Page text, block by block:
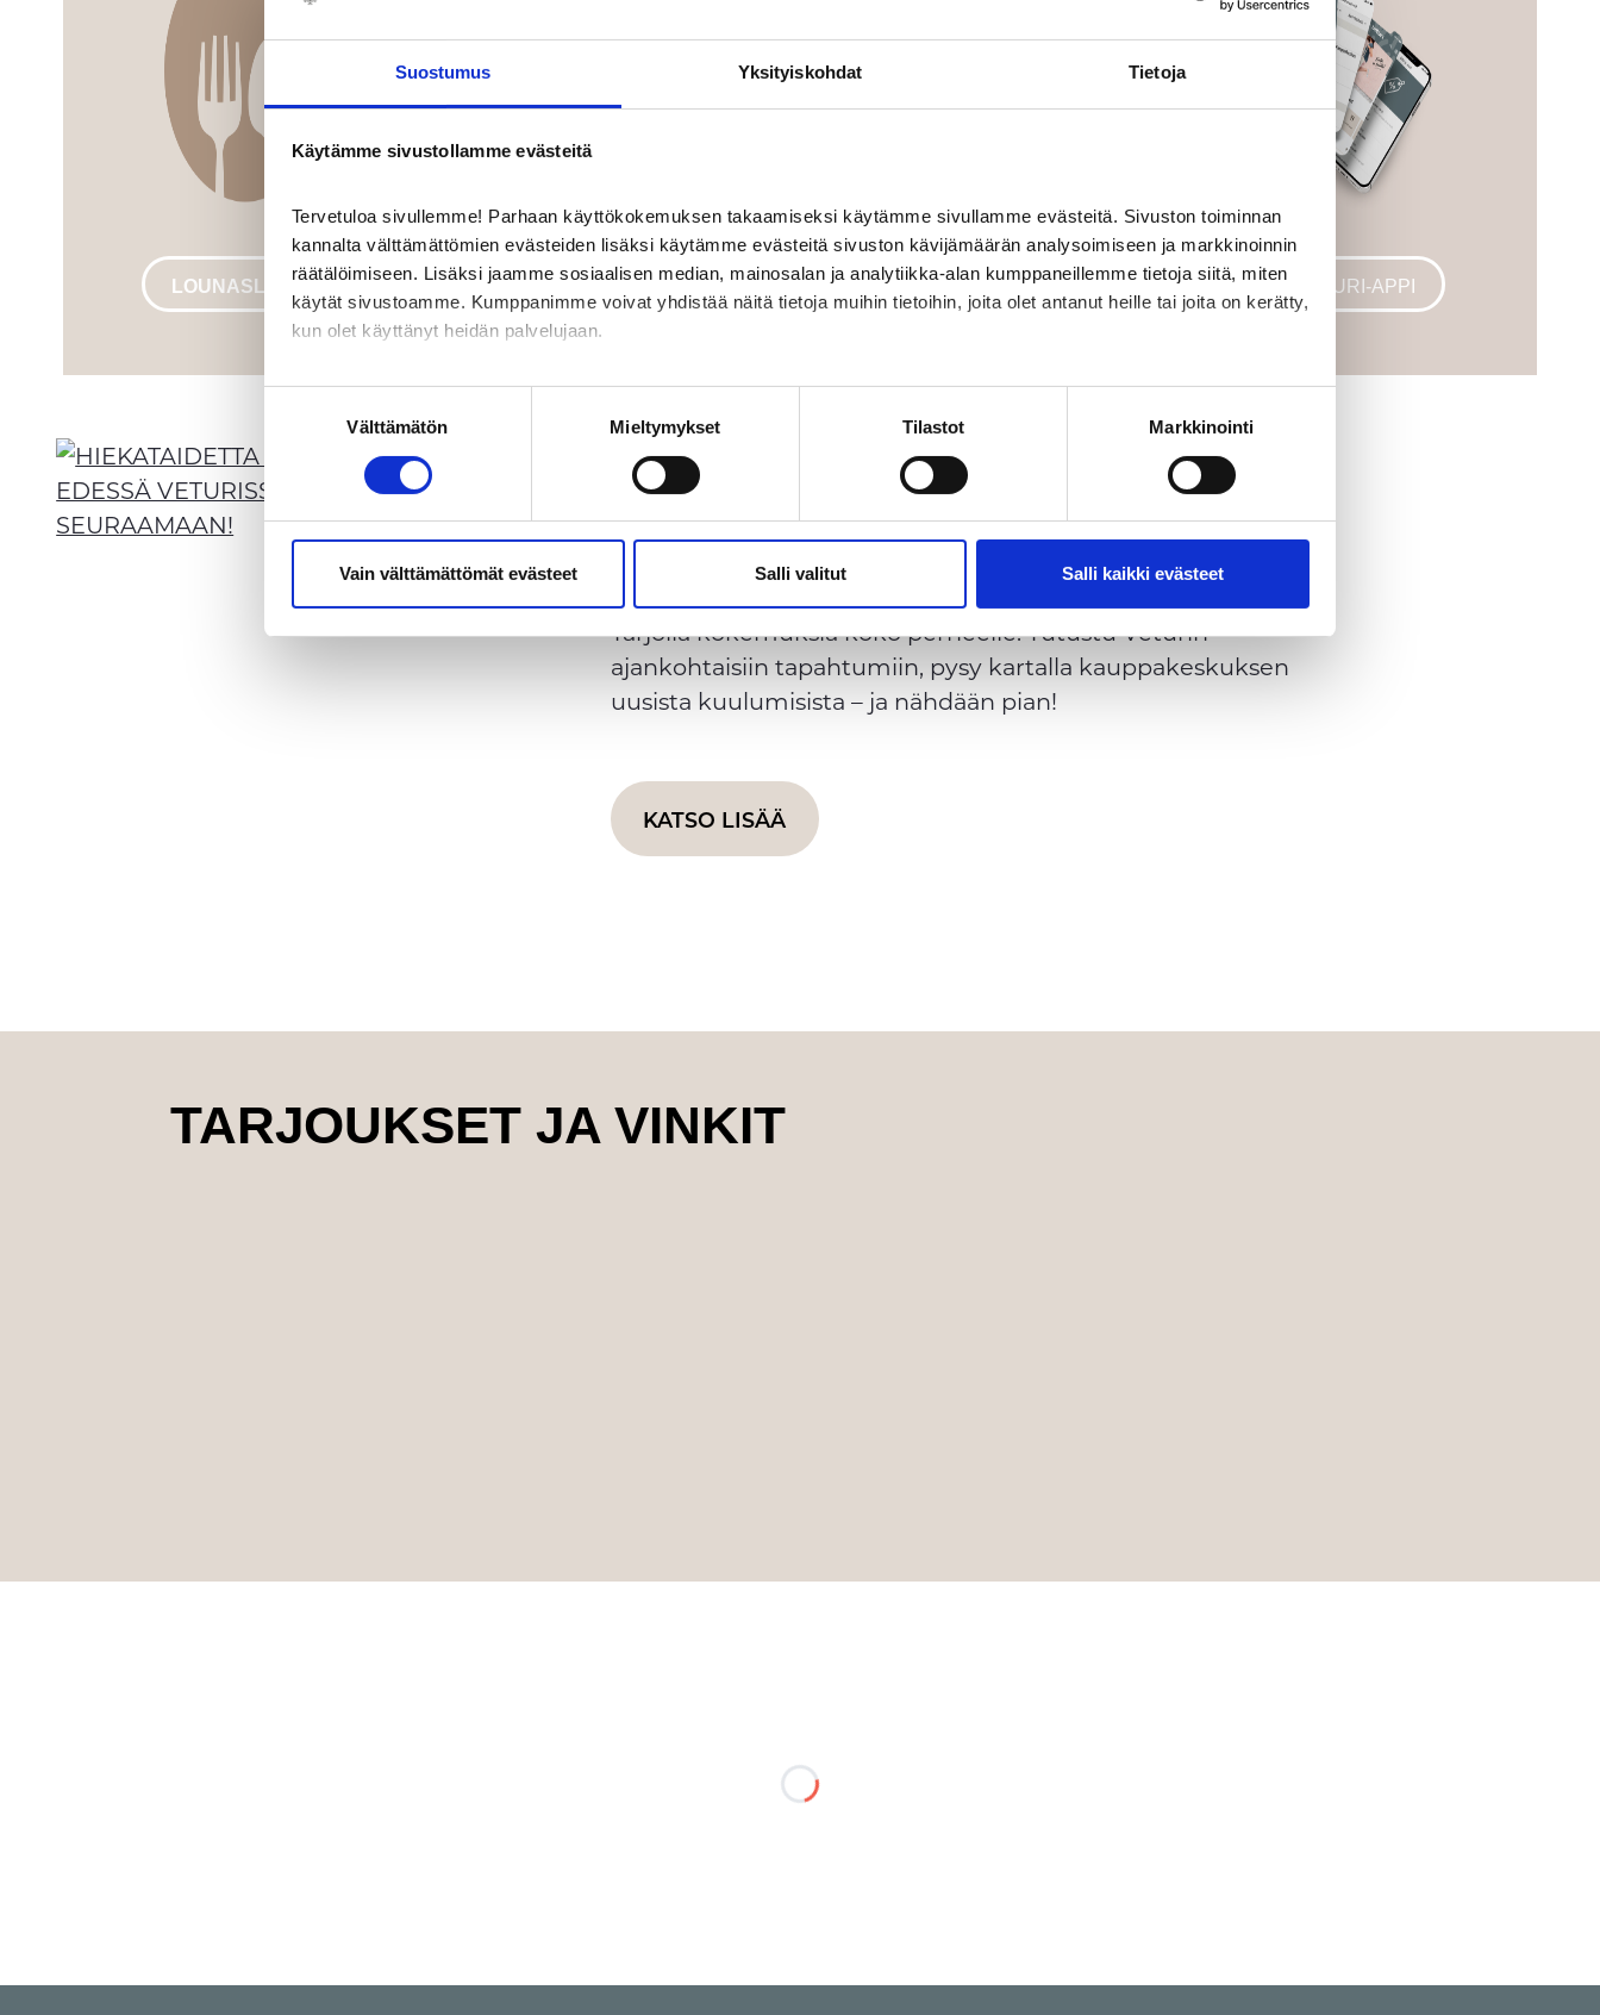
Suostumus Yksityiskohdat Tietoja
Käytämme sivustollamme evästeitä
Tervetuloa sivullemme! Parhaan käyttökokemuksen takaamiseksi käytämme sivullamme evästeitä. Sivuston toiminnan
kannalta välttämättömien evästeiden lisäksi käytämme evästeitä sivuston kävijämäärän analysoimiseen ja markkinoinnin
räätälöimiseen. Lisäksi jaamme sosiaalisen median, mainosalan ja analytiikka-alan kumppaneillemme tietoja siitä, miten
käytät sivustoamme. Kumppanimme voivat yhdistää näitä tietoja muihin tietoihin, joita olet antanut heille tai joita on kerätty,
kun olet käyttänyt heidän palvelujaan.
Google Analytics kerää tietoa myös kävijöiden kiinnostuksen kohteista sen perusteella millaisilla sivustoilla kävijän selain
on käynyt Google Display Network -verkostossa sekä tämän datan perusteella arvioi kävijän demografia-tietoja. Google
demografia-tiedoista. Tietoa vierailluista sivustoista tai yksittäisistä kävijöistä ei kerätä."
Välttämätön Mieltymykset Tilastot Markkinointi
Vain välttämättömät evästeet Salli valitut Salli kaikki evästeet
LOUNASLISTAT LAHJAKORTTI PIKKUVETURI VETURI-APPI
AJANKOHTAISTA
Hyviä hetkiä piipahtaa Veturissa!
Tarjolla kokemuksia koko perheelle. Tutustu Veturin
ajankohtaisiin tapahtumiin, pysy kartalla kauppakeskuksen
uusista kuulumisista – ja nähdään pian!
KATSO LISÄÄ
TARJOUKSET JA VINKIT